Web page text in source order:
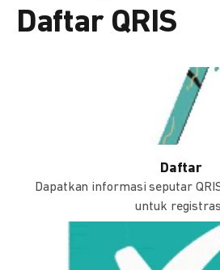
Daftar QRIS
Daftar
Dapatkan informasi seputar
untuk